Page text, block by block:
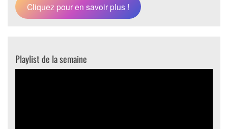
Cliquez pour en savoir plus !
Playlist de la semaine